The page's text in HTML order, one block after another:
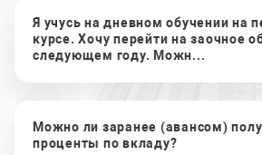
Я учусь на дневном обучении на
курсе. Хочу перейти на заочное
следующем году. Можн...
Можно ли заранее (авансом)
проценты по вкладу?